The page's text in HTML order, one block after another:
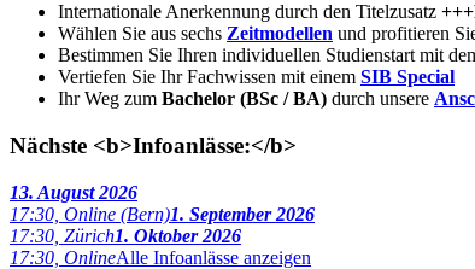
Internationale Anerkennung durch den Titelzusatz
Wählen Sie aus sechs Zeitmodellen und profitieren
Bestimmen Sie Ihren individuellen Studienstart mit
Vertiefen Sie Ihr Fachwissen mit einem SIB Special
Ihr Weg zum Bachelor (BSc / BA) durch unsere
Nächste <b>Infoanlässe:</b>
13. August 2026
17:30, Online (Bern)1. September 2026
17:30, Zürich1. Oktober 2026
17:30, OnlineAlle Infoanlässe anzeigen